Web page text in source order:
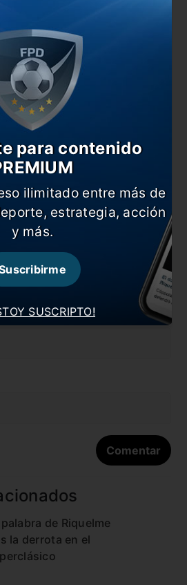
y sin anestesia en las redes
#Juan Román Riquelme
de Riquelme
la derrota en el
SUSCRIPTO!
para contenido
ilimitado entre más de
estrategia, acción
y más.